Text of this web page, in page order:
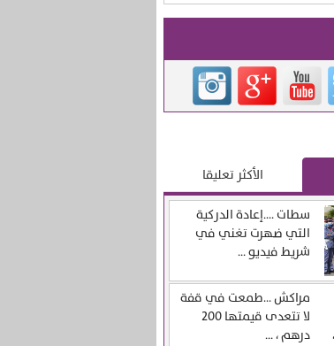
الأكثر تعليقا
سطات ….إعادة الدركية
التي ضهرت تغني في
شريط فيديو ...
مراكش …طمعت في قفة
لا تتعدى قيمتها 200
درهم ، ...